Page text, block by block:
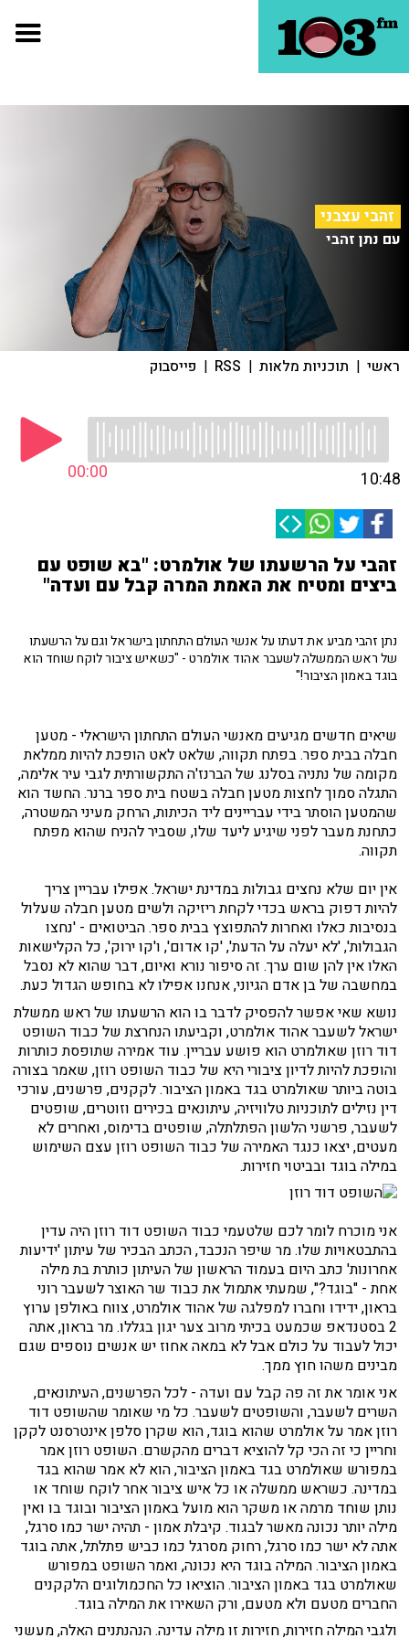
זהבי עצבני
עם נתן זהבי
ראשי | תוכניות מלאות |
RSS
| פייסבוק
00:00 10:48
זהבי על הרשעתו של אולמרט: "בא שופט עם
ביצים ומטיח את האמת המרה קבל עם ועדה"
נתן זהבי מביע את דעתו על אנשי העולם התחתון בישראל וגם על הרשעתו
של ראש הממשלה לשעבר אהוד אולמרט - "כשאיש ציבור לוקח שוחד הוא
בוגד באמון הציבור!"
שיאים חדשים מגיעים מאנשי העולם התחתון הישראלי - מטען
חבלה בבית ספר. בפתח תקווה, שלאט לאט הופכת להיות ממלאת
מקומה של נתניה בסלנג של הברנז'ה התקשורתית לגבי עיר אלימה,
התגלה סמוך לחצות מטען חבלה בשטח בית ספר ברנר. החשד הוא
שהמטען הוסתר בידי עבריינים ליד הכיתות, הרחק מעיני המשטרה,
כתחנת מעבר לפני שיגיע ליעד שלו, שסביר להניח שהוא מפתח
תקווה.
אין יום שלא נחצים גבולות במדינת ישראל. אפילו עבריין צריך
להיות דפוק בראש בכדי לקחת ריזיקה ולשים מטען חבלה שעלול
בנסיבות כאלו ואחרות להתפוצץ בבית ספר. הביטואים - 'נחצו
הגבולות', 'לא יעלה על הדעת', 'קו אדום', ו'קו ירוק', כל הקלישאות
האלו אין להן שום ערך. זה סיפור נורא ואיום, דבר שהוא לא נסבל
במחשבה של בן אדם הגיוני, אנחנו אפילו לא בחופש הגדול כעת.
נושא שאי אפשר להפסיק לדבר בו הוא הרשעתו של ראש ממשלת
ישראל לשעבר אהוד אולמרט, וקביעתו הנחרצת של כבוד השופט
דוד רוזן שאולמרט הוא פושע עבריין. עוד אמירה שתופסת כותרות
והופכת להיות לדיון ציבורי היא של כבוד השופט רוזן, שאמר בצורה
בוטה ביותר שאולמרט בגד באמון הציבור. לקקנים, פרשנים, עורכי
דין נזילים לתוכניות טלוויזיה, עיתונאים בכירים וזוטרים, שופטים
לשעבר, פרשני הלשון הפתלתלה, שופטים בדימוס, ואחרים לא
מעטים, יצאו כנגד האמירה של כבוד השופט רוזן עצם השימוש
במילה בוגד ובביטוי חזירות.
אני מוכרח לומר לכם שלטעמי כבוד השופט דוד רוזן היה עדין
בהתבטאויות שלו. מר שיפר הנכבד, הכתב הבכיר של עיתון 'ידיעות
אחרונות' כתב היום בעמוד הראשון של העיתון כותרת בת מילה
אחת - "בוגד?", שמעתי אתמול את כבוד שר האוצר לשעבר רוני
בראון, ידידו וחברו למפלגה של אהוד אולמרט, צווח באולפן ערוץ
2 בסטנדאפ שכמעט בכיתי מרוב צער יגון בגללו. מר בראון, אתה
יכול לעבוד על כולם אבל לא במאה אחוז יש אנשים נוספים שגם
מבינים משהו חוץ ממך.
אני אומר את זה פה קבל עם ועדה - לכל הפרשנים, העיתונאים,
השרים לשעבר, והשופטים לשעבר. כל מי שאומר שהשופט דוד
רוזן אמר על אולמרט שהוא בוגד, הוא שקרן סלפן אינטרסנט לקקן
וחריין כי זה הכי קל להוציא דברים מהקשרם. השופט רוזן אמר
במפורש שאולמרט בגד באמון הציבור, הוא לא אמר שהוא בגד
במדינה. כשראש ממשלה או כל איש ציבור אחר לוקח שוחד או
נותן שוחד מרמה או משקר הוא מועל באמון הציבור ובוגד בו ואין
מילה יותר נכונה מאשר לבגוד. קיבלת אמון - תהיה ישר כמו סרגל,
אתה לא ישר כמו סרגל, רחוק מסרגל כמו כביש פתלתל, אתה בוגד
באמון הציבור. המילה בוגד היא נכונה, ואמר השופט במפורש
שאולמרט בגד באמון הציבור. הוציאו כל החכמולוגים הלקקנים
החברים מטעם ולא מטעם, ורק השאירו את המילה בוגד.
ולגבי המילה חזירות, חזירות זו מילה עדינה. הנהנתנים האלה, מעשני